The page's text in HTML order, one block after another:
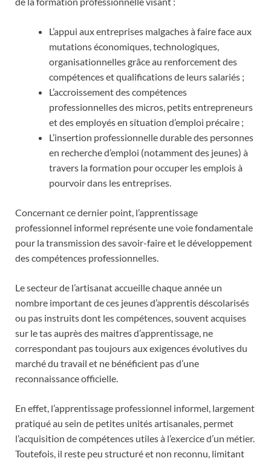
L’appui aux entreprises malgaches à faire face aux
mutations économiques, technologiques,
organisationnelles grâce au renforcement des
compétences et qualifications de leurs salariés ;
L’accroissement des compétences
professionnelles des micros, petits entrepreneurs
et des employés en situation d’emploi précaire ;
L’insertion professionnelle durable des personnes
en recherche d’emploi (notamment des jeunes) à
travers la formation pour occuper les emplois à
pourvoir dans les entreprises.
Concernant ce dernier point, l’apprentissage
professionnel informel représente une voie fondamentale
pour la transmission des savoir-faire et le développement
des compétences professionnelles.
Le secteur de l’artisanat accueille chaque année un
nombre important de ces jeunes d’apprentis déscolarisés
ou pas instruits dont les compétences, souvent acquises
sur le tas auprès des maitres d’apprentissage, ne
correspondant pas toujours aux exigences évolutives du
marché du travail et ne bénéficient pas d’une
reconnaissance officielle.
En effet, l’apprentissage professionnel informel, largement
pratiqué au sein de petites unités artisanales, permet
l’acquisition de compétences utiles à l’exercice d’un métier.
Toutefois, il reste peu structuré et non reconnu, limitant